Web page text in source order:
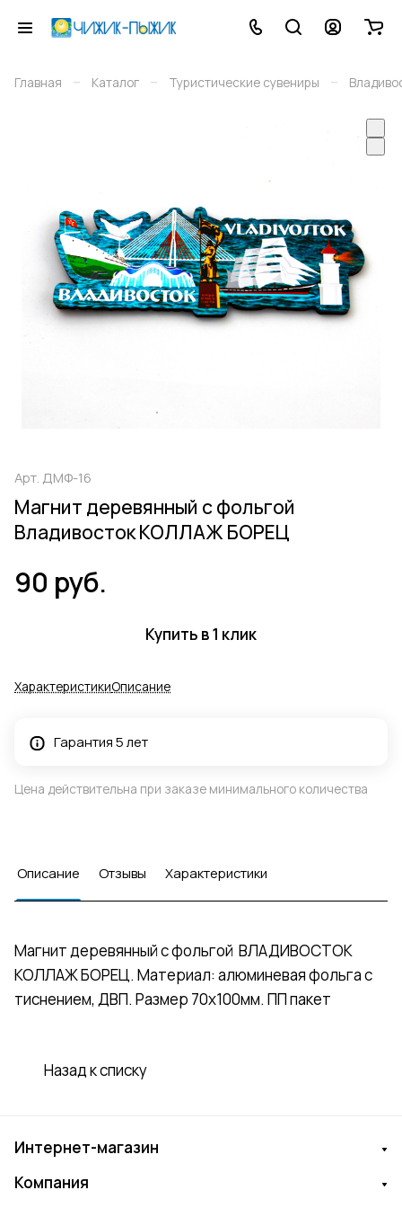
Главная – Каталог – Туристические сувениры –
Арт. ДМФ-16
Магнит деревянный с фольгой
Владивосток КОЛЛАЖ БОРЕЦ
90 руб.
Купить в 1 клик
ХарактеристикиОписание
Гарантия 5 лет
Цена действительна при заказе минимального количества
Описание Отзывы Характеристики
Магнит деревянный с фольгой ВЛАДИВОСТОК
КОЛЛАЖ БОРЕЦ. Материал: алюминевая фольга с
тиснением, ДВП. Размер 70х100мм. ПП пакет
Назад к списку
Интернет-магазин
Компания